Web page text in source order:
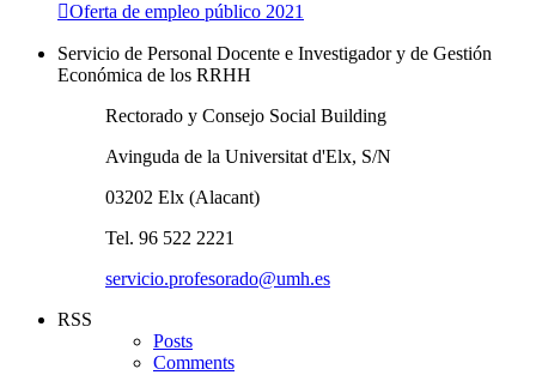
Oferta de empleo público 2021
Servicio de Personal Docente e Investigador y de Gestión
Económica de los RRHH
Rectorado y Consejo Social Building
Avinguda de la Universitat d'Elx, S/N
03202 Elx (Alacant)
Tel. 96 522 2221
servicio.profesorado@umh.es
RSS
Posts
Comments